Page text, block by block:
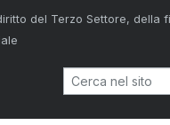
del Terzo Settore, della